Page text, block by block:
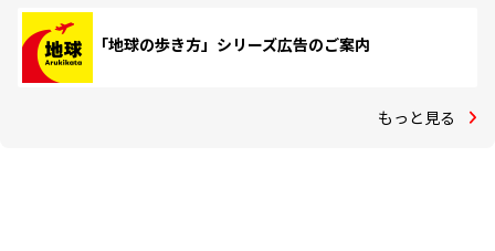
「地球の歩き方」シリーズ広告のご案内
もっと見る